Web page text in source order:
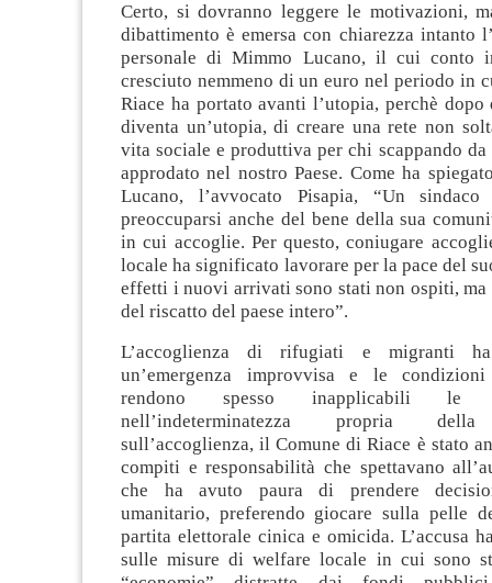
Certo, si dovranno leggere le motivazioni,
dibattimento è emersa con chiarezza intanto
personale di Mimmo Lucano, il cui conto
cresciuto nemmeno di un euro nel periodo in
Riace ha portato avanti l’utopia, perchè dopo
diventa un’utopia, di creare una rete non
vita sociale e produttiva per chi scappando da
approdato nel nostro Paese. Come ha
Lucano, l’avvocato Pisapia, “Un
preoccuparsi anche del bene della sua
in cui accoglie. Per questo, coniugare
locale ha significato lavorare per la pace del
effetti i nuovi arrivati sono stati non ospiti, ma
del riscatto del paese intero”.
L’accoglienza di rifugiati e migranti ha
un’emergenza improvvisa e le
rendono spesso inapplicabili le
nell’indeterminatezza propria della
sull’accoglienza, il Comune di Riace è stato
compiti e responsabilità che spettavano
che ha avuto paura di prendere
umanitario, preferendo giocare sulla pelle
partita elettorale cinica e omicida. L’accusa
sulle misure di welfare locale in cui sono